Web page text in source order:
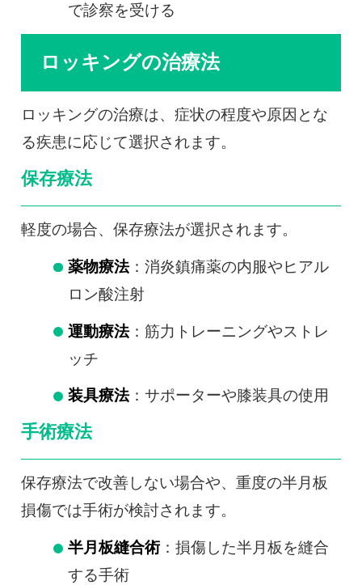
で診察を受ける
ロッキングの治療法
ロッキングの治療は、症状の程度や原因とな
る疾患に応じて選択されます。
保存療法
軽度の場合、保存療法が選択されます。
薬物療法：消炎鎮痛薬の内服やヒアル
ロン酸注射
運動療法：筋力トレーニングやストレ
ッチ
装具療法：サポーターや膝装具の使用
手術療法
保存療法で改善しない場合や、重度の半月板
損傷では手術が検討されます。
半月板縫合術：損傷した半月板を縫合
する手術